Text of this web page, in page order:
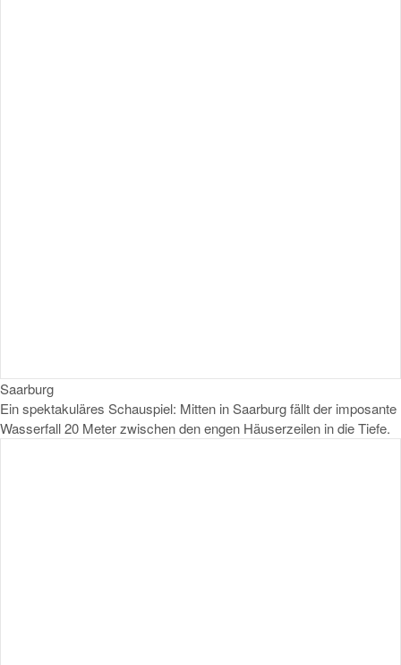
Saarburg
Ein spektakuläres Schauspiel: Mitten in Saarburg fällt der imposante
Wasserfall 20 Meter zwischen den engen Häuserzeilen in die Tiefe.